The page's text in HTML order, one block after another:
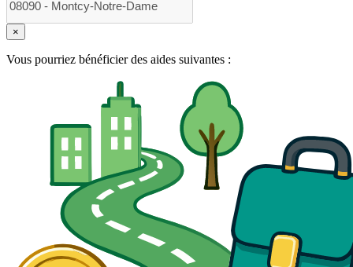
×
Vous pourriez bénéficier des aides suivantes :